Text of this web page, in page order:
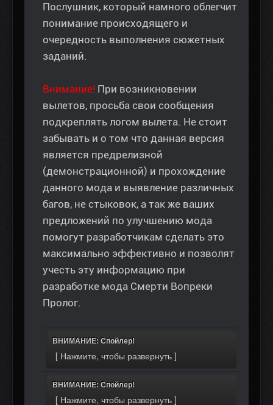
Послушник, который намного облегчит
понимание происходящего и
очередность выполнения сюжетных
заданий.
Внимание! При возникновении
вылетов, просьба свои сообщения
подкреплять логом вылета. Не стоит
забывать и о том что данная версия
является предрелизной
(демонстрационной) и прохождение
данного мода и выявление различных
багов, не стыковок, а так же ваших
предложений по улучшению мода
помогут разработчикам сделать это
максимально эффективно и позволят
учесть эту информацию при
разработке мода Смерти Вопреки
Пролог.
ВНИМАНИЕ: Спойлер!
ВНИМАНИЕ: Спойлер!